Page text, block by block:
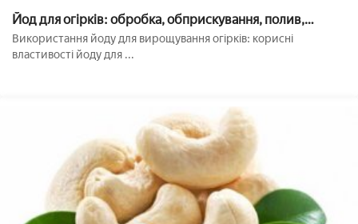
Йод для огірків: обробка, обприскування, полив,
підживлення
Використання йоду для вирощування огірків: корисні
властивості йоду для ...